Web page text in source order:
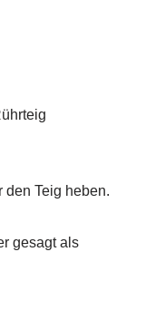
den Teig heben.
gesagt als